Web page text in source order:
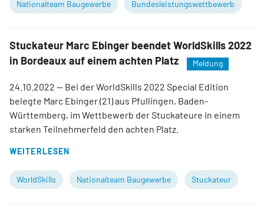
Nationalteam Baugewerbe Bundesleistungswettbewerb
Stuckateur Marc Ebinger beendet WorldSkills 2022
in Bordeaux auf einem achten Platz
Meldung
24.10.2022 — Bei der WorldSkills 2022 Special Edition
belegte Marc Ebinger (21) aus Pfullingen, Baden-
Württemberg, im Wettbewerb der Stuckateure in einem
starken Teilnehmerfeld den achten Platz.
WEITERLESEN
WorldSkills Nationalteam Baugewerbe Stuckateur